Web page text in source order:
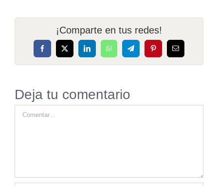
¡Comparte en tus redes!
Facebook
X LinkedInWhatsAppTelegramPinterestCorreo
electrónico
Deja tu comentario